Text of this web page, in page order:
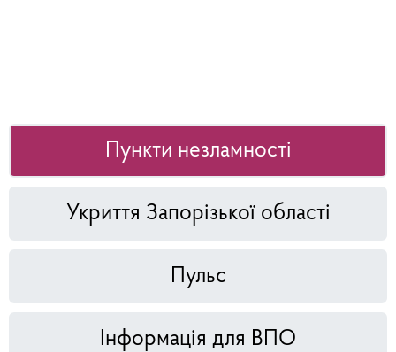
Пункти незламності
Укриття Запорізької області
Пульс
Інформація для ВПО